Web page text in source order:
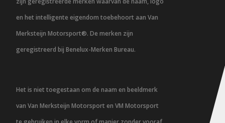
en het intelligente eigendom toebehoort aan Van
Merksteijn Motorsport®. De merken zijn
geregistreerd bij Benelux-Merken Bureau.
Het is niet toegestaan om de naam en beeldmerk
van Van Merksteijn Motorsport en VM Motorsport